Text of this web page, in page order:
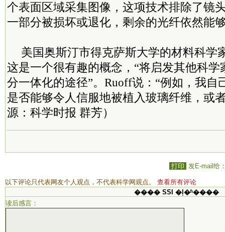
个表面区域采集图像，这项技术排除了镜
一部分被损坏或退化，剩余的光纤依然能
美国奥斯汀市得克萨斯大学的材料科学
这是一个很有趣的概念，“将启发其他科
分一体化的途径”。Ruoff说：“例如，我自
是否能够令人信服地被植入玻璃纤维，或
源：科学时报 群芳）
打印 发E-mail给
以下评论只代表网友个人观点，不代表科学网观点。 查看所有评论
���� SSI �ļ�ʱ����
读后感言：